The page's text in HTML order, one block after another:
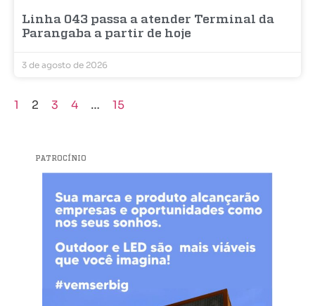
Linha 043 passa a atender Terminal da
Parangaba a partir de hoje
3 de agosto de 2026
1 2 3 4 … 15
PATROCÍNIO